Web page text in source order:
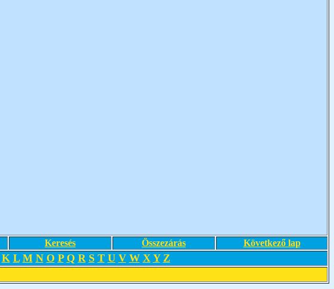
Keresés Összezárás Következő lap
K L M N O P Q R S T U V W X Y Z